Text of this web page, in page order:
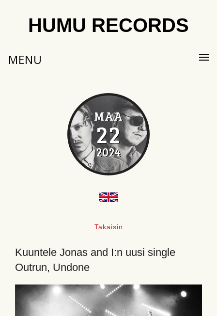
HUMU RECORDS
MENU
MAA
22
2024
Takaisin
Kuuntele Jonas and I:n uusi single
Outrun, Undone